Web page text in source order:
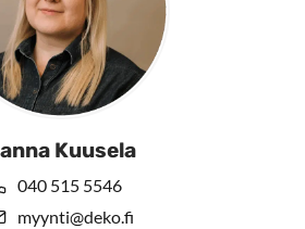
Kuusela
040 515 5546
myynti@deko.fi